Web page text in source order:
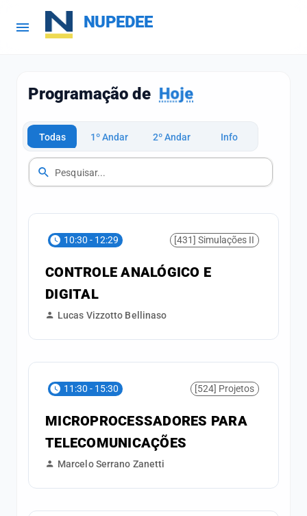
NUPEDEE
Programação de Hoje
Todas 1º Andar 2º Andar Info
10:30 - 12:29 [431] Simulações II
CONTROLE ANALÓGICO E
DIGITAL
Lucas Vizzotto Bellinaso
11:30 - 15:30 [524] Projetos
MICROPROCESSADORES PARA
TELECOMUNICAÇÕES
Marcelo Serrano Zanetti